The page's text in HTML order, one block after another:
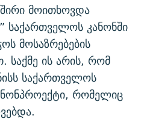
მოითხოვდა
საქართველოს კანონში
მოსაზრებების
საქმე ის არის, რომ
საქართველოს
რომელიც